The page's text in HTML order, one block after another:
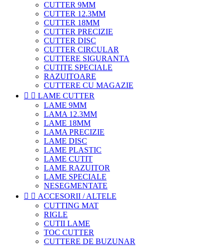
CUTTER 9MM
CUTTER 12.3MM
CUTTER 18MM
CUTTER PRECIZIE
CUTTER DISC
CUTTER CIRCULAR
CUTTERE SIGURANTA
CUTITE SPECIALE
RAZUITOARE
CUTTERE CU MAGAZIE
  LAME CUTTER
LAME 9MM
LAMA 12.3MM
LAME 18MM
LAMA PRECIZIE
LAME DISC
LAME PLASTIC
LAME CUTIT
LAME RAZUITOR
LAME SPECIALE
NESEGMENTATE
  ACCESORII / ALTELE
CUTTING MAT
RIGLE
CUTII LAME
TOC CUTTER
CUTTERE DE BUZUNAR